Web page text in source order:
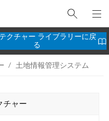
クチャー ライブラリーに戻
る
土地情報管理システム
チャー